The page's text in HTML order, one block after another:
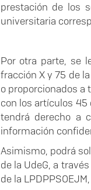
prestación de los
universitaria
Por otra parte, se
fracción X y 75 de
o proporcionados
con los artículos 45
tendrá derecho a
información
Asimismo, podrá
de la UdeG, a
de la